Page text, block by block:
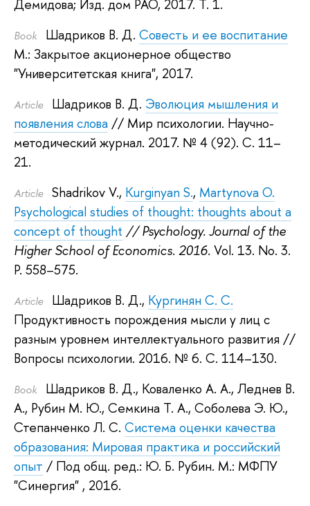
Демидова; Изд. дом РАО, 2017. Т. 1.
Book Шадриков В. Д. Совесть и ее воспитание
М.: Закрытое акционерное общество
"Университетская книга", 2017.
Article Шадриков В. Д. Эволюция мышления и
появления слова // Мир психологии. Научно-
методический журнал. 2017. № 4 (92). С. 11–
21.
Article Shadrikov V., Kurginyan S., Martynova O.
Psychological studies of thought: thoughts about a
concept of thought // Psychology. Journal of the
Higher School of Economics. 2016. Vol. 13. No. 3.
P. 558–575.
Article Шадриков В. Д., Кургинян С. С.
Продуктивность порождения мысли у лиц с
разным уровнем интеллектуального развития //
Вопросы психологии. 2016. № 6. С. 114–130.
Book Шадриков В. Д., Коваленко А. А., Леднев В.
А., Рубин М. Ю., Семкина Т. А., Соболева Э. Ю.,
Степанченко Л. С. Система оценки качества
образования: Мировая практика и российский
опыт / Под общ. ред.: Ю. Б. Рубин. М.: МФПУ
"Синергия" , 2016.